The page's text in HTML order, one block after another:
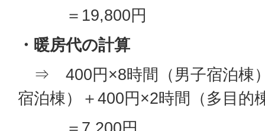
＝19,800円
・暖房代の計算
⇒
400円×8時間（男子宿泊棟
宿泊棟）＋400円×2時間（多目的